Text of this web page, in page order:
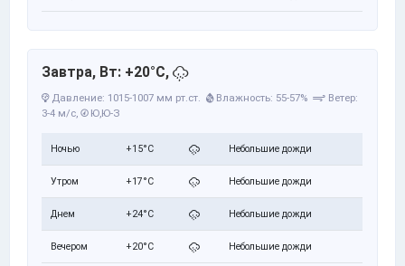
Завтра, Вт: +20°C,
Давление: 1015-1007 мм рт.ст. Влажность: 55-57%
Ветер:
3-4 м/с, Ю,Ю-З
Ночью +15°C Небольшие дожди
Утром +17°C Небольшие дожди
Днем +24°C Небольшие дожди
Вечером +20°C Небольшие дожди